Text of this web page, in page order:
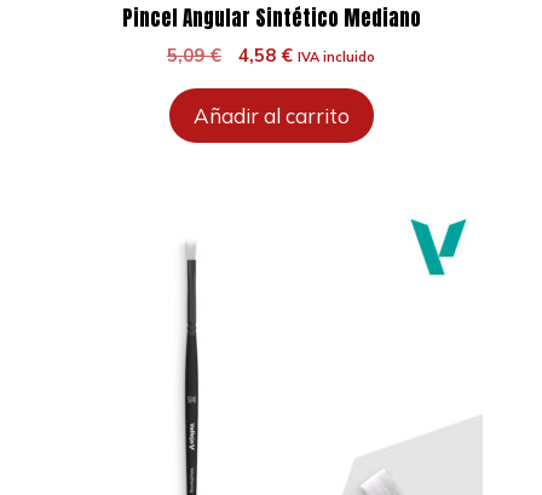
Pincel Angular Sintético Mediano
5,09€
El
original
era:
4,58 €El
actual
es:
IVA incluido
Añadir al carrito